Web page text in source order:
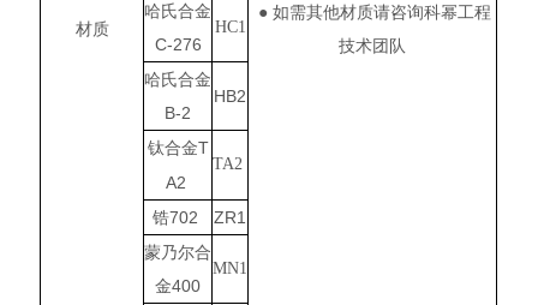
材质
● 如需其他材质请咨询科幂工程
技术团队
哈氏合金
C-276
HC1
哈氏合金
B-2
HB2
钛合金T
A2
TA2
锆702
ZR1
蒙乃尔合
金400
MN1